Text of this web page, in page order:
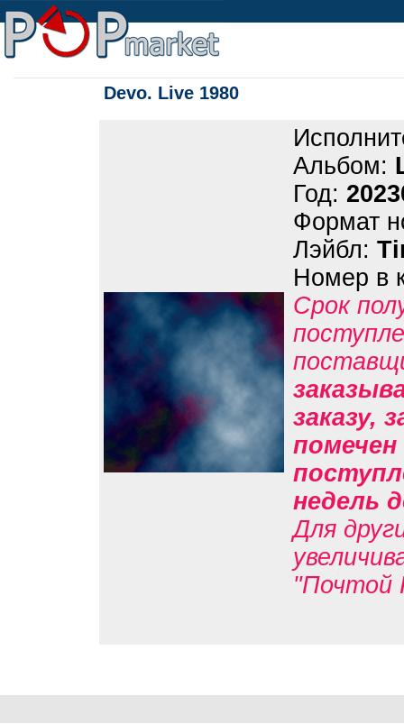
Devo. Live 1980
Альбом:
Год:
Формат
Лэйбл:
Номер в
Срок
заказу,
помечен
недель
Для
"Почтой